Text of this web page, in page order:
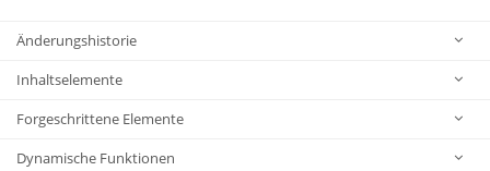
Änderungshistorie
Inhaltselemente
Forgeschrittene Elemente
Dynamische Funktionen